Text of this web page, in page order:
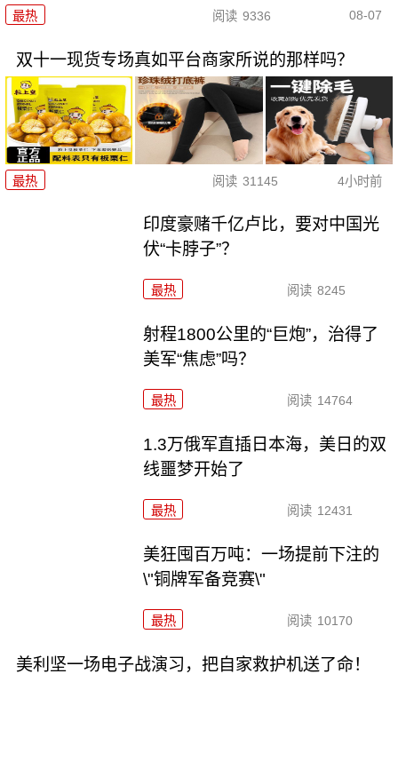
最热 阅读 9336 08-07
双十一现货专场真如平台商家所说的那样吗？
最热 阅读 31145 4小时前
印度豪赌千亿卢比，要对中国光
伏“卡脖子”？
最热 阅读 8245
射程1800公里的“巨炮”，治得了
美军“焦虑”吗？
最热 阅读 14764
1.3万俄军直插日本海，美日的双
线噩梦开始了
最热 阅读 12431
美狂囤百万吨：一场提前下注的
\"铜牌军备竞赛\"
最热 阅读 10170
美利坚一场电子战演习，把自家救护机送了命！